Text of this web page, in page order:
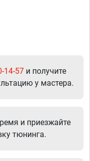
14-57 и получите
у мастера.
и приезжайте
тюнинга.